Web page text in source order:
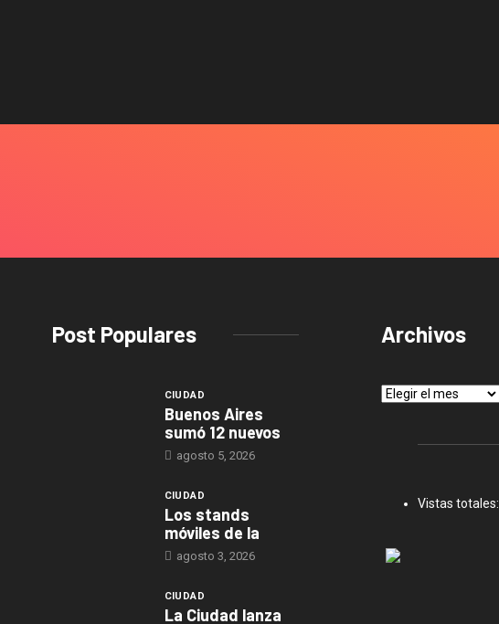
Post Populares
CIUDAD
Buenos Aires
sumó 12 nuevos
agosto 5, 2026
CIUDAD
Los stands
móviles de la
agosto 3, 2026
CIUDAD
La Ciudad lanza
Archivos
Archivos
Vistas totales: